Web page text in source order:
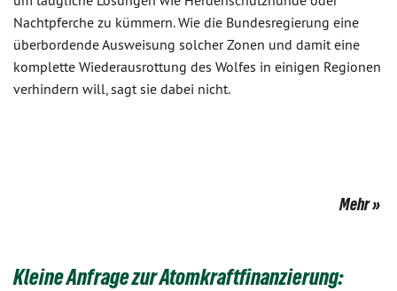
Nachtpferche zu kümmern. Wie die Bundesregierung eine
überbordende Ausweisung solcher Zonen und damit eine
komplette Wiederausrottung des Wolfes in einigen Regionen
verhindern will, sagt sie dabei nicht.
Mehr
Kleine Anfrage zur Atomkraftfinanzierung: